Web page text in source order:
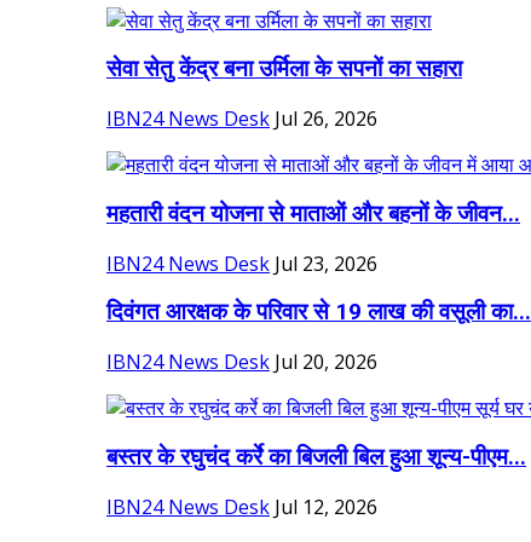
सेवा सेतु केंद्र बना उर्मिला के सपनों का सहारा
IBN24 News Desk Jul 26, 2026
महतारी वंदन योजना से माताओं और बहनों के जीवन...
IBN24 News Desk Jul 23, 2026
दिवंगत आरक्षक के परिवार से 19 लाख की वसूली का...
IBN24 News Desk Jul 20, 2026
बस्तर के रघुचंद कर्रे का बिजली बिल हुआ शून्य-पीएम...
IBN24 News Desk Jul 12, 2026